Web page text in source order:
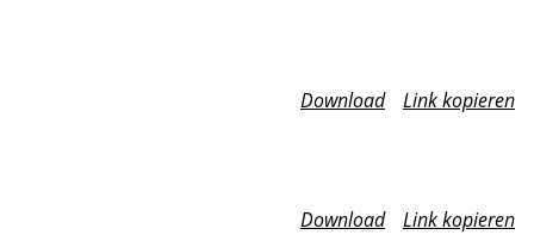
Download Link kopieren
Download Link kopieren